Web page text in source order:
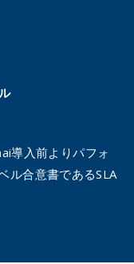
導入前よりパフォ
ル合意書であるSLA